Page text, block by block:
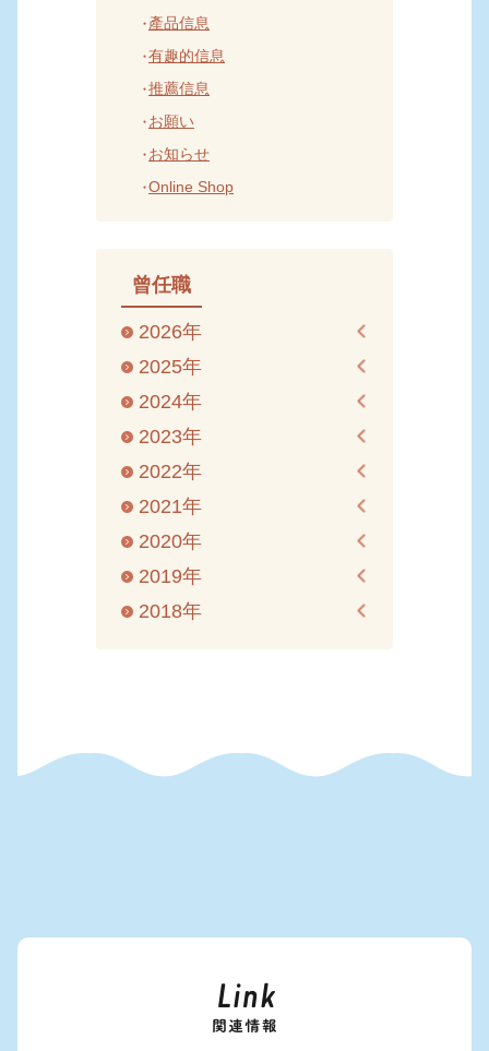
產品信息
有趣的信息
推薦信息
お願い
お知らせ
Online Shop
曾任職
2026年
2025年
2024年
2023年
2022年
2021年
2020年
2019年
2018年